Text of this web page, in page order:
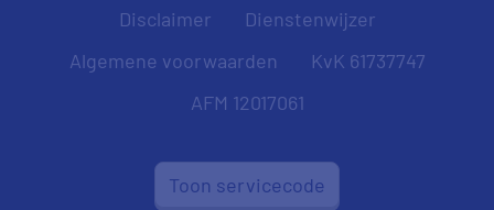
Disclaimer
Dienstenwijzer
Algemene voorwaarden
KvK 61737747
AFM 12017061
Toon servicecode